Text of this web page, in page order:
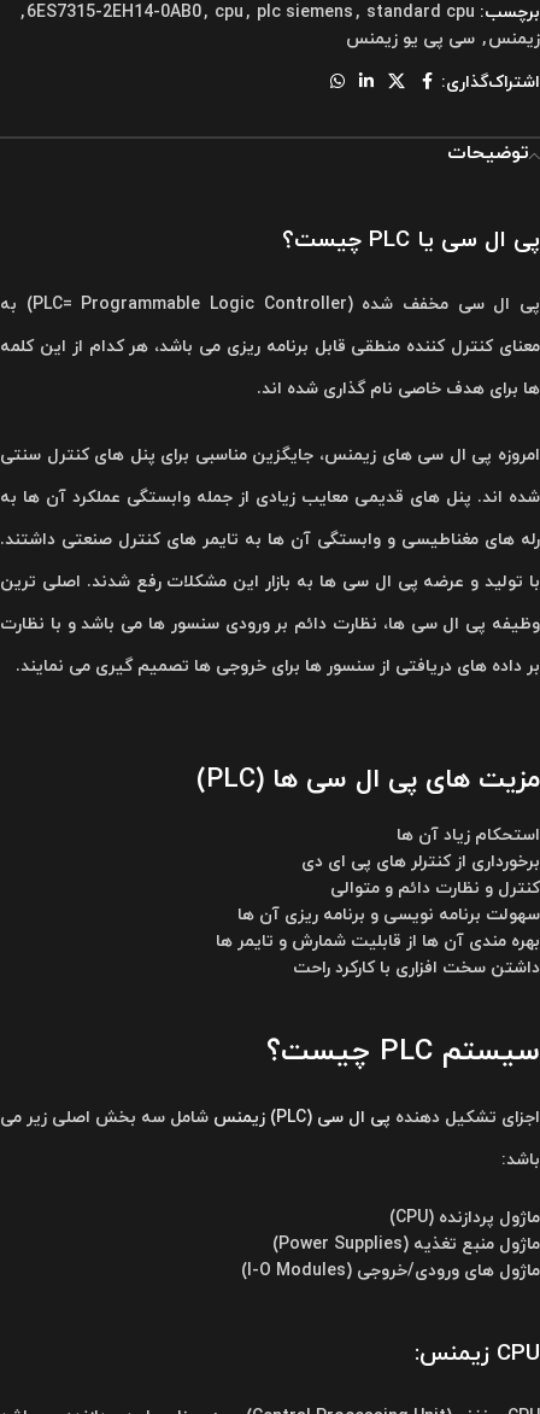
برچسب:
6ES7315-2EH14-0AB0, cpu, plc siemens, standard cpu
,
زیمنس, سی پی یو زیمنس
اشتراک‌گذاری:
توضیحات
پی ال سی یا PLC چیست؟
پی ال سی مخفف شده (PLC= Programmable Logic Controller) به
معنای کنترل کننده منطقی قابل برنامه ریزی می باشد، هر کدام از این کلمه
ها برای هدف خاصی نام گذاری شده اند.
امروزه پی ال سی های زیمنس، جایگزین مناسبی برای پنل های کنترل سنتی
شده اند. پنل های قدیمی معایب زیادی از جمله وابستگی عملکرد آن ها به
رله های مغناطیسی و وابستگی آن ها به تایمر های کنترل صنعتی داشتند.
با تولید و عرضه پی ال سی ها به بازار این مشکلات رفع شدند. اصلی ترین
وظیفه پی ال سی ها، نظارت دائم بر ورودی سنسور ها می باشد و با نظارت
بر داده های دریافتی از سنسور ها برای خروجی ها تصمیم گیری می نمایند.
مزیت های پی ال سی ها (PLC)
استحکام زیاد آن ها
برخورداری از کنترلر های پی ای دی
کنترل و نظارت دائم و متوالی
سهولت برنامه نویسی و برنامه ریزی آن ها
بهره مندی آن ها از قابلیت شمارش و تایمر ها
داشتن سخت افزاری با کارکرد راحت
سیستم PLC چیست؟
اجزای تشکیل دهنده پی ال سی (PLC) زیمنس
شامل سه بخش اصلی زیر می
باشد:
ماژول پردازنده (CPU)
ماژول منبع تغذیه (Power Supplies)
ماژول های ورودی/خروجی (I-O Modules)
CPU زیمنس: